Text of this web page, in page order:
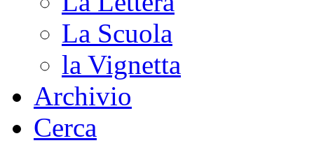
La Scuola
la Vignetta
Archivio
Cerca